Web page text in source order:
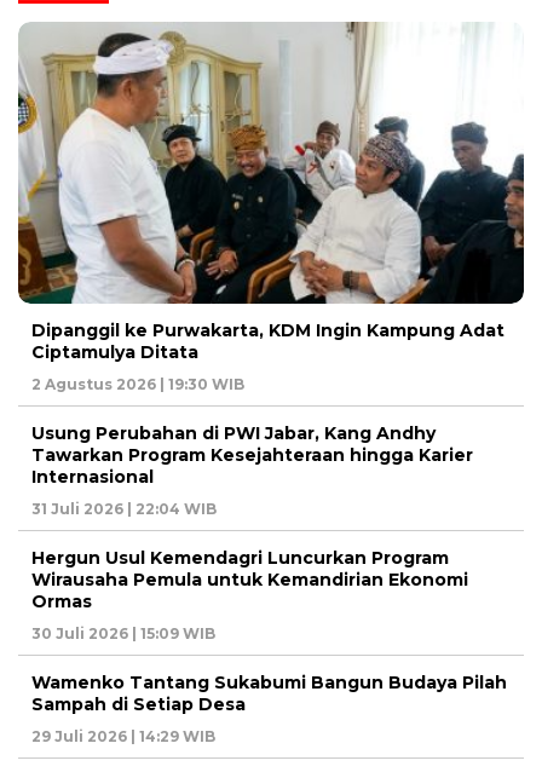
Dipanggil ke Purwakarta, KDM Ingin Kampung Adat
Ciptamulya Ditata
2 Agustus 2026 | 19:30 WIB
Usung Perubahan di PWI Jabar, Kang Andhy
Tawarkan Program Kesejahteraan hingga Karier
Internasional
31 Juli 2026 | 22:04 WIB
Hergun Usul Kemendagri Luncurkan Program
Wirausaha Pemula untuk Kemandirian Ekonomi
Ormas
30 Juli 2026 | 15:09 WIB
Wamenko Tantang Sukabumi Bangun Budaya Pilah
Sampah di Setiap Desa
29 Juli 2026 | 14:29 WIB